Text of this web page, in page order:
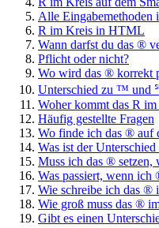
Alle Eingabemethoden
R im Kreis in HTML
Wann darfst du das ®
Pflicht oder nicht?
Wo wird das ® korrekt
Unterschied zu ™ und
Woher kommt das R
Häufig gestellte Fragen
Wo finde ich das ® auf
Was ist der
Muss ich das ® setzen,
Was passiert, wenn ich
Wie schreibe ich das
Wie groß muss das ®
Gibt es einen